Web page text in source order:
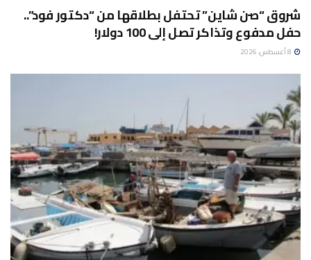
شروق “صن شاين” تحتفل بطلاقها من “دكتور فود”..
حفل مدفوع وتذاكر تصل إلى 100 دولار!